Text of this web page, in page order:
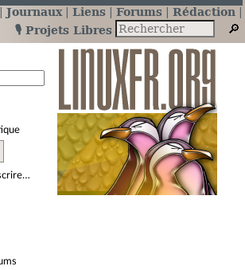
Journaux Liens Forums
Rédaction
🎙️ Projets Libres